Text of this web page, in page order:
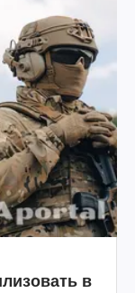
в